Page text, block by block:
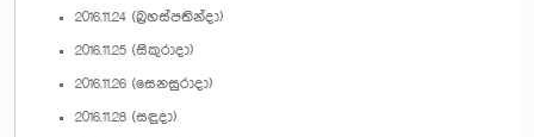
2016.11.24 (බ්‍රහස්පතින්දා)
2016.11.25 (සිකුරාදා)
2016.11.26 (සෙනසුරාදා)
2016.11.28 (සඳුදා)